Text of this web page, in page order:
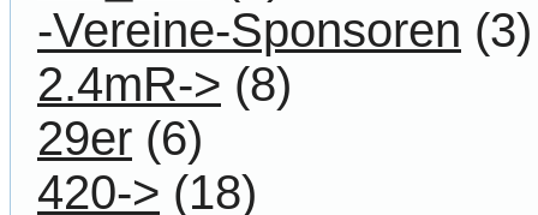
-Vereine-Sponsoren (3)
2.4mR-> (8)
29er (6)
420-> (18)